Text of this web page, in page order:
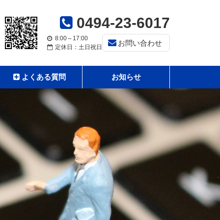
0494-23-6017
8:00～17:00
定休日：土日祝日
お問い合わせ
よくある質問 お知らせ